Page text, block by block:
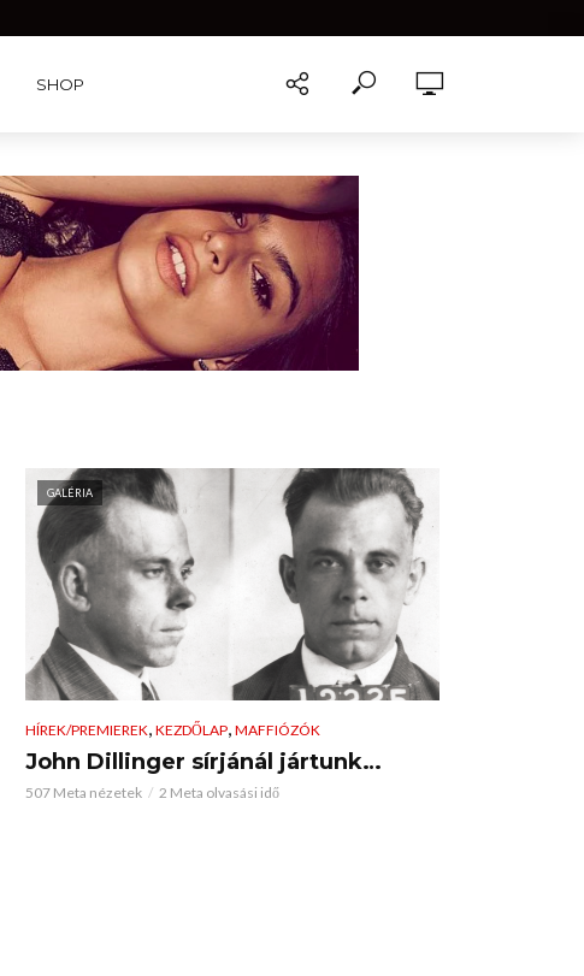
SHOP
GALÉRIA
HÍREK/PREMIEREK KEZDŐLAP MAFFIÓZÓK
John Dillinger sírjánál jártunk…
507 Meta nézetek 2 Meta olvasási idő